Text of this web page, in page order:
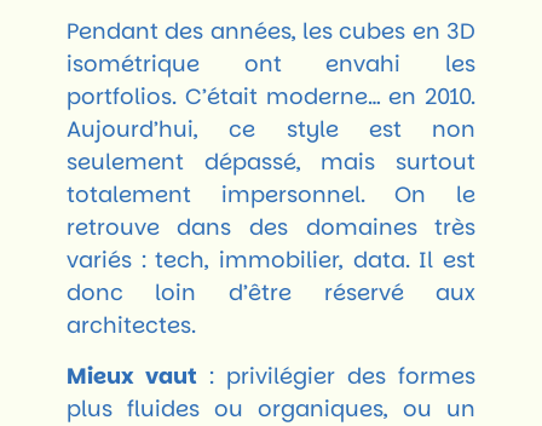
Pendant des années, les cubes en 3D
isométrique ont envahi les
portfolios. C’était moderne… en 2010.
Aujourd’hui, ce style est non
seulement dépassé, mais surtout
totalement impersonnel. On le
retrouve dans des domaines très
variés : tech, immobilier, data. Il est
donc loin d’être réservé aux
architectes.
Mieux vaut: privilégier des formes
plus fluides ou organiques, ou un